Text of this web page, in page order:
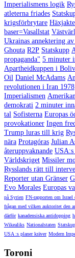
Imperialismens logik
atleterna friades
krigsförbrytare
baser=Vasallstat
Ukrainas annektering
Ghouta R2P Statskupp
propaganda" 5 minuter
Apartheidkuppen i
Oil Daniel McAdams
revolutionen i Iran 1978
Imperialismen
demokrati 2 minuter
tal Sofisterna Europas
provokationer Ingen
Trump luras till krig
nära Protagóras Julian
återuppvaknande
Världskriget Missiler
Rysslands rätt till
Reporter utan Gränser
Evo Morales Europas
på Syrien FN-rapporten om Israel
frågan med vilken auktoritet den
därför kanadensiska antidopping
Wikealiks Nationalstaten
USA :s planer kräver Modern
Toroni